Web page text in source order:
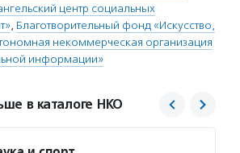
центр социальных
, Благотворительный фонд «Искусство,
некоммерческая организация
информации»
в каталоге НКО